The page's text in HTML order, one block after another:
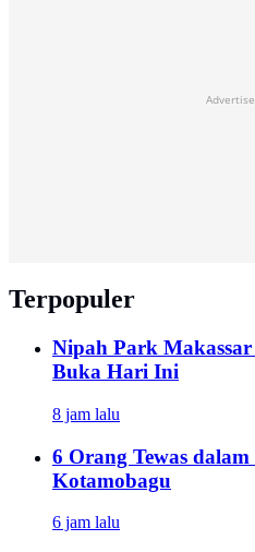
Terpopuler
Nipah Park
Buka Hari Ini
8 jam lalu
6 Orang Tewas
Kotamobagu
6 jam lalu